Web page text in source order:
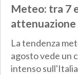
Meteo: tra 7
attenuazione
Nord rischio
La tendenza
agosto vede un
intenso